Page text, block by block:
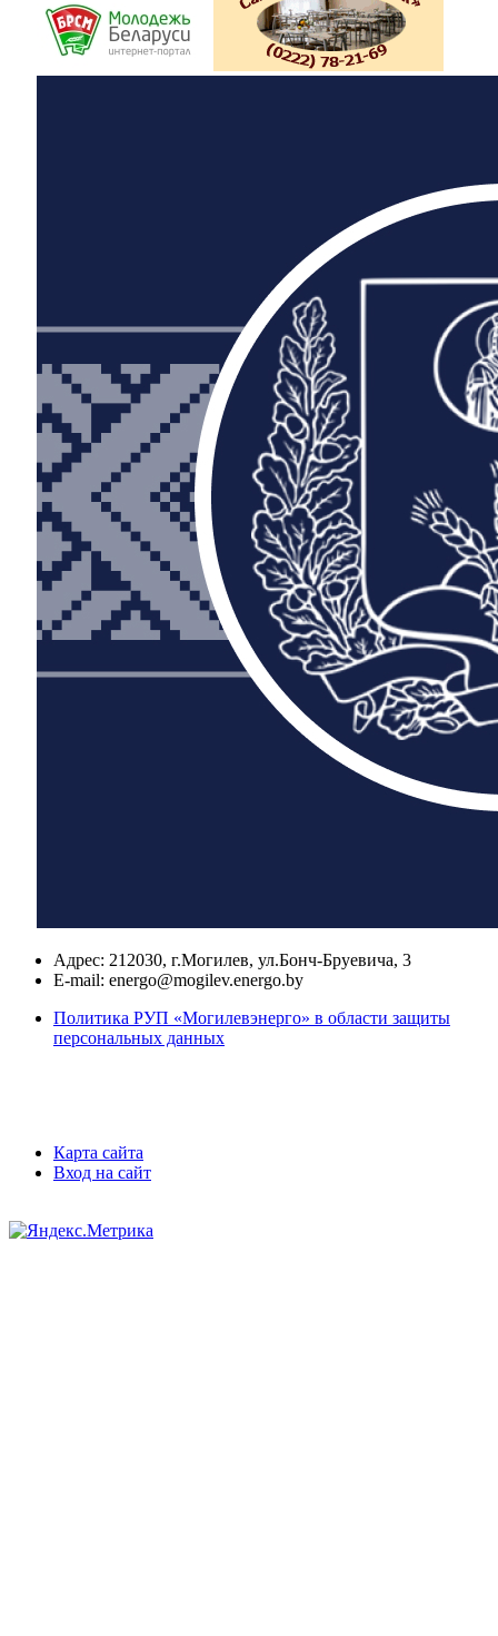
Адрес: 212030, г.Могилев, ул.Бонч-Бруевича, 3
E-mail: energo@mogilev.energo.by
Политика РУП «Могилевэнерго» в области защиты
персональных данных
Карта сайта
Вход на сайт